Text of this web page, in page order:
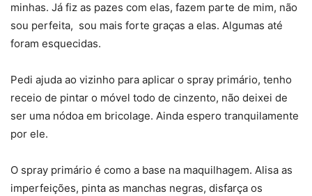
minhas. Já fiz as pazes com elas, fazem parte de mim, não
sou perfeita, sou mais forte graças a elas. Algumas até
foram esquecidas.
Pedi ajuda ao vizinho para aplicar o spray primário, tenho
receio de pintar o móvel todo de cinzento, não deixei de
ser uma nódoa em bricolage. Ainda espero tranquilamente
por ele.
O spray primário é como a base na maquilhagem. Alisa as
imperfeições, pinta as manchas negras, disfarça os